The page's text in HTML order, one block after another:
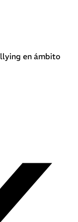
en ámbito